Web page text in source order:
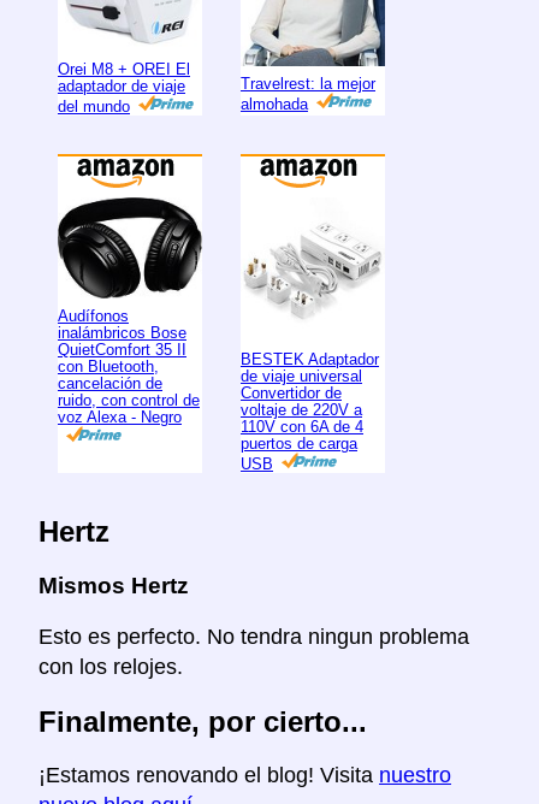
Orei M8 + OREI El
adaptador de viaje
del mundo
Travelrest: la mejor
almohada
Audífonos
inalámbricos Bose
QuietComfort 35 II
con Bluetooth,
cancelación de
ruido, con control de
voz Alexa - Negro
BESTEK Adaptador
de viaje universal
Convertidor de
voltaje de 220V a
110V con 6A de 4
puertos de carga
USB
Hertz
Mismos Hertz
Esto es perfecto. No tendra ningun problema
con los relojes.
Finalmente, por cierto...
¡Estamos renovando el blog! Visita nuestro